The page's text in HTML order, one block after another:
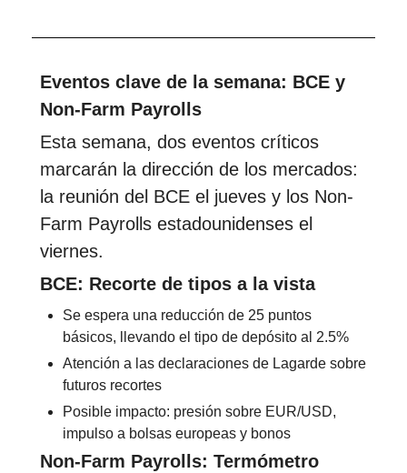
Eventos clave de la semana: BCE y
Non-Farm Payrolls
Esta semana, dos eventos críticos
marcarán la dirección de los mercados:
la reunión del BCE el jueves y los Non-
Farm Payrolls estadounidenses el
viernes.
BCE: Recorte de tipos a la vista
Se espera una reducción de 25 puntos
básicos, llevando el tipo de depósito al 2.5%
Atención a las declaraciones de Lagarde sobre
futuros recortes
Posible impacto: presión sobre EUR/USD,
impulso a bolsas europeas y bonos
Non-Farm Payrolls: Termómetro